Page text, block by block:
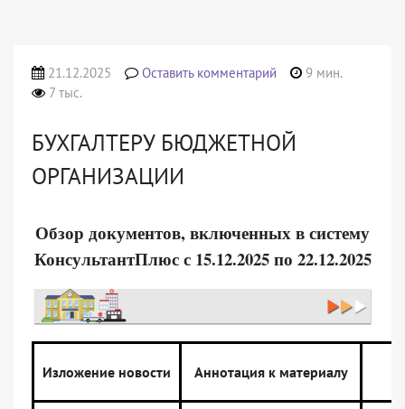
21.12.2025 Оставить комментарий
9 мин.
7 тыс.
БУХГАЛТЕРУ БЮДЖЕТНОЙ
ОРГАНИЗАЦИИ
Обзор документов, включенных в систему
КонсультантПлюс с 15.12.2025 по 22.12.2025
Изложение новости Аннотация к материалу